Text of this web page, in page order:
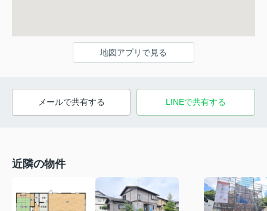
地図アプリで見る
メールで共有する LINEで共有する
近隣の物件